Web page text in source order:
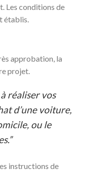
Les conditions de
établis.
approbation, la
projet.
réaliser vos
d’une voiture,
ou le
instructions de